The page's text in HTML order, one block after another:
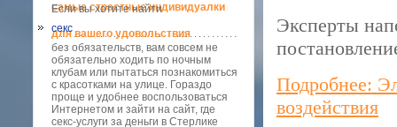
самые страстные индивидуалки
для вашего удовольствия
Если вы хотите найти
секс
без обязательств, вам совсем не
обязательно ходить по ночным
клубам или пытаться познакомиться
с красотками на улице. Гораздо
проще и удобнее воспользоваться
Интернетом и зайти на сайт, где
секс-услуги за деньги в Стерлике
Эксперты
Подробнее:
воздействия